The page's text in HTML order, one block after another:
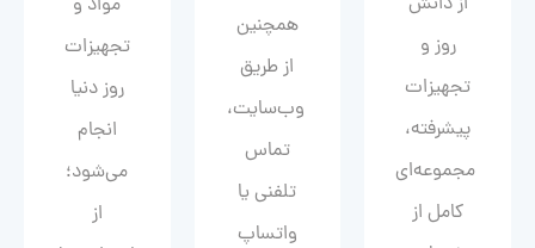
روز و
تجهیزات
پیشرفته،
مجموعه‌ای
کامل از
همچنین
از طریق
وب‌سایت،
تماس
تلفنی یا
واتساپ
تجهیزات
روز دنیا
انجام
می‌شود؛
از